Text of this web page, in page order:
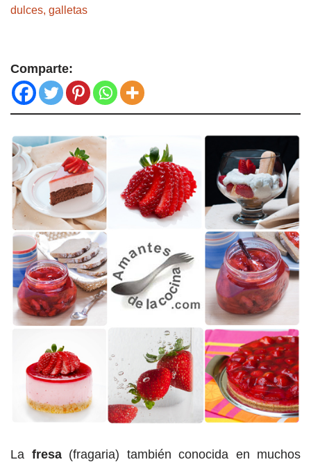
dulces, galletas
Comparte:
La fresa(fragaria) también conocida en muchos